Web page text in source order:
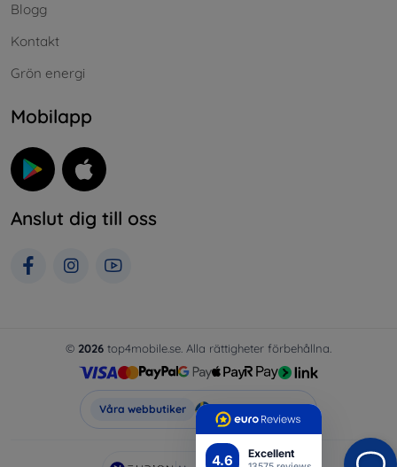
4.6 Excellent
Blogg
Kontakt
Grön energi
Mobilapp
Anslut dig till oss
© 2026 top4mobile.se. Alla rättigheter förbehållna.
Våra webbutiker Top4Mobile.se